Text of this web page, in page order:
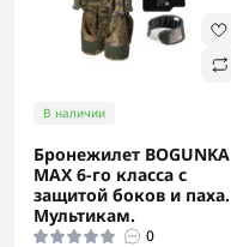
В наличии
Бронежилет BOGUNKA
MAX 6-го класса с
защитой боков и паха.
Мультикам.
0